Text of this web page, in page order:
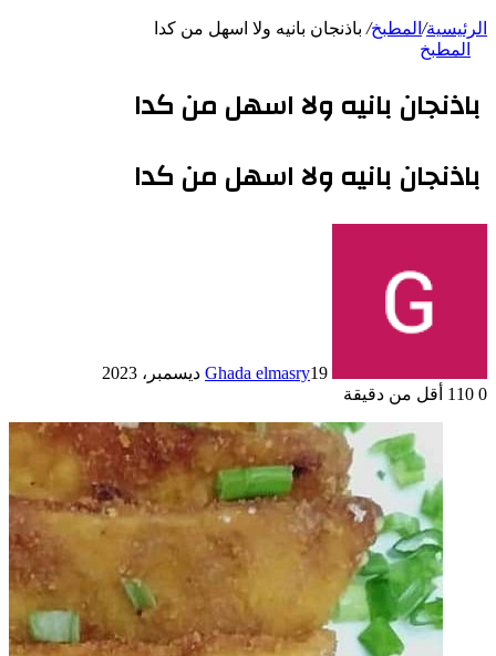
الرئيسية/ المطبخ/ باذنجان بانيه ولا اسهل من كدا
المطبخ
باذنجان بانيه ولا اسهل من كدا
باذنجان بانيه ولا اسهل من كدا
Ghada elmasry19 ديسمبر، 2023
0
أقل من دقيقة